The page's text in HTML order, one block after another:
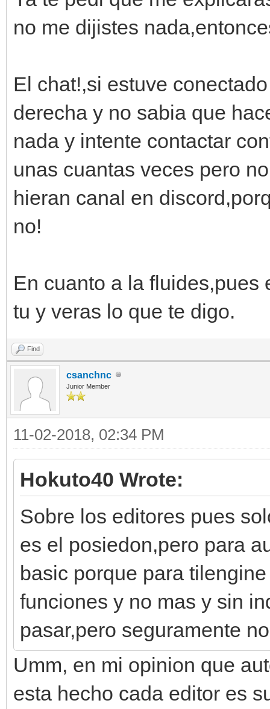
no me dijistes
El chat!,si estuve
derecha y no sabia que
nada y intente contactar
unas cuantas veces pero
hieran canal en
no!
En cuanto a la fluides,pues
tu y veras lo que te digo.
Find
csanchnc
Junior Member
11-02-2018, 02:34 PM
Hokuto40 Wrote:
Sobre los editores pues
es el posiedon,pero para
basic porque para
funciones y no mas y sin
pasar,pero seguramente
Umm, en mi opinion que
esta hecho cada editor es